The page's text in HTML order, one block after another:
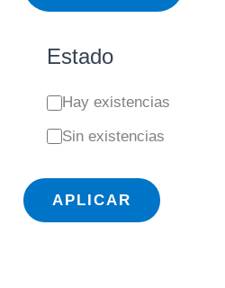
Estado
E
s
d
Hay existencias
Sin existencias
APLICAR